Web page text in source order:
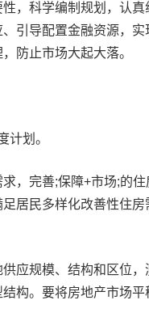
，科学编制规划，认
引导配置金融资源，
防止市场大起大落。
计划。
，完善;保障+市场;的
居民多样化改善性住房
应规模、结构和区位
构。要将房地产市场